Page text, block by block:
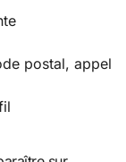
postal, appel